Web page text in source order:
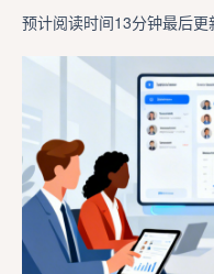
预计阅读时间13分钟最后更